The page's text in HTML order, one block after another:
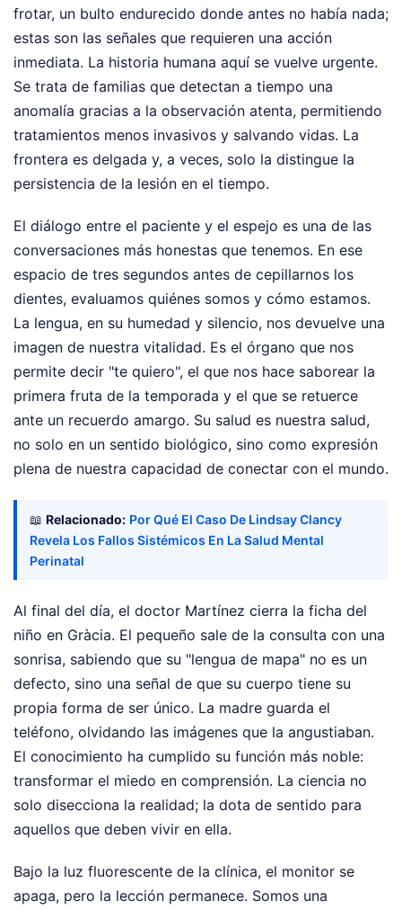
frotar, un bulto endurecido donde antes no había nada;
estas son las señales que requieren una acción
inmediata. La historia humana aquí se vuelve urgente.
Se trata de familias que detectan a tiempo una
anomalía gracias a la observación atenta, permitiendo
tratamientos menos invasivos y salvando vidas. La
frontera es delgada y, a veces, solo la distingue la
persistencia de la lesión en el tiempo.
El diálogo entre el paciente y el espejo es una de las
conversaciones más honestas que tenemos. En ese
espacio de tres segundos antes de cepillarnos los
dientes, evaluamos quiénes somos y cómo estamos.
La lengua, en su humedad y silencio, nos devuelve una
imagen de nuestra vitalidad. Es el órgano que nos
permite decir "te quiero", el que nos hace saborear la
primera fruta de la temporada y el que se retuerce
ante un recuerdo amargo. Su salud es nuestra salud,
no solo en un sentido biológico, sino como expresión
plena de nuestra capacidad de conectar con el mundo.
📖 Relacionado: Por Qué El Caso De Lindsay Clancy
Revela Los Fallos Sistémicos En La Salud Mental
Perinatal
Al final del día, el doctor Martínez cierra la ficha del
niño en Gràcia. El pequeño sale de la consulta con una
sonrisa, sabiendo que su "lengua de mapa" no es un
defecto, sino una señal de que su cuerpo tiene su
propia forma de ser único. La madre guarda el
teléfono, olvidando las imágenes que la angustiaban.
El conocimiento ha cumplido su función más noble:
transformar el miedo en comprensión. La ciencia no
solo disecciona la realidad; la dota de sentido para
aquellos que deben vivir en ella.
Bajo la luz fluorescente de la clínica, el monitor se
apaga, pero la lección permanece. Somos una